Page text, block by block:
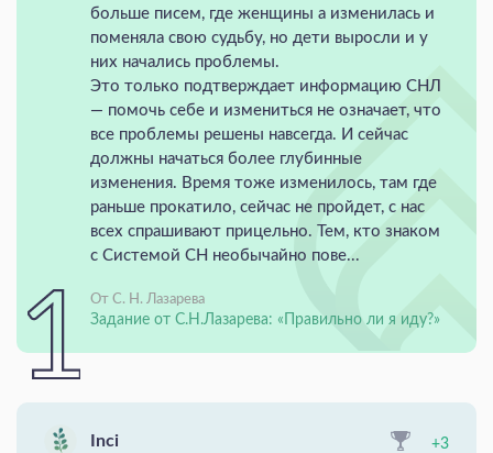
больше писем, где женщины а изменилась и
поменяла свою судьбу, но дети выросли и у
них начались проблемы.
Это только подтверждает информацию СНЛ
— помочь себе и измениться не означает, что
все проблемы решены навсегда. И сейчас
должны начаться более глубинные
изменения. Время тоже изменилось, там где
раньше прокатило, сейчас не пройдет, с нас
всех спрашивают прицельно. Тем, кто знаком
с Системой СН необычайно пове...
От С. Н. Лазарева
Задание от С.Н.Лазарева: «Правильно ли я иду?»
Inci +3